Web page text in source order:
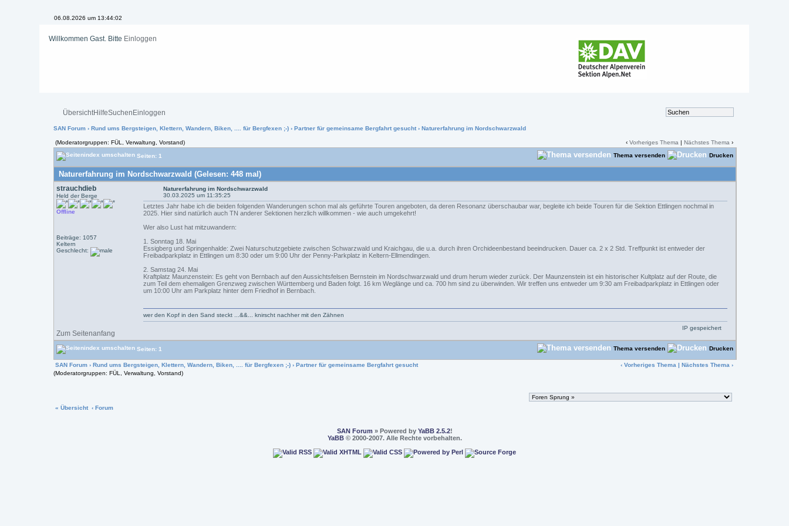
06.08.2026 um 13:44:02
Willkommen Gast. Bitte Einloggen
ÜbersichtHilfeSuchen Einloggen
SAN Forum ›Rund ums Bergsteigen, Klettern, Wandern, Biken, .... für Bergfexen ;-) ›Partner für gemeinsame Bergfahrt gesucht › Naturerfahrung im Nordschwarzwald
(Moderatorgruppen: FÜL, Verwaltung, Vorstand) ‹Vorheriges Thema |Nächstes Thema ›
Seiten: 1 Thema versenden Drucken
Naturerfahrung im Nordschwarzwald (Gelesen: 448 mal)
strauchdieb
Held der Berge
Offline
Beiträge: 1057
Keltern
Geschlecht:
Naturerfahrung im Nordschwarzwald
30.03.2025 um 11:35:25
Letztes Jahr habe ich die beiden folgenden Wanderungen schon mal als geführte Touren angeboten, da deren Resonanz überschaubar war, begleite ich beide Touren für die Sektion Ettlingen nochmal in
2025. Hier sind natürlich auch TN anderer Sektionen herzlich willkommen - wie auch umgekehrt!
Wer also Lust hat mitzuwandern:
1. Sonntag 18. Mai
Essigberg und Springenhalde: Zwei Naturschutzgebiete zwischen Schwarzwald und Kraichgau, die u.a. durch ihren Orchideenbestand beeindrucken. Dauer ca. 2 x 2 Std. Treffpunkt ist entweder der
Freibadparkplatz in Ettlingen um 8:30 oder um 9:00 Uhr der Penny-Parkplatz in Keltern-Ellmendingen.
2. Samstag 24. Mai
Kraftplatz Maunzenstein: Es geht von Bernbach auf den Aussichtsfelsen Bernstein im Nordschwarzwald und drum herum wieder zurück. Der Maunzenstein ist ein historischer Kultplatz auf der Route, die
zum Teil dem ehemaligen Grenzweg zwischen Württemberg und Baden folgt. 16 km Weglänge und ca. 700 hm sind zu überwinden. Wir treffen uns entweder um 9:30 am Freibadparkplatz in Ettlingen oder
um 10:00 Uhr am Parkplatz hinter dem Friedhof in Bernbach.
Zum Seitenanfang
wer den Kopf in den Sand steckt ...&&... knirscht nachher mit den Zähnen
IP gespeichert
Seiten: 1 Thema versenden Drucken
SAN Forum ›Rund ums Bergsteigen, Klettern, Wandern, Biken, .... für Bergfexen ;-) ›Partner für gemeinsame Bergfahrt gesucht ‹Vorheriges Thema |Nächstes Thema ›
(Moderatorgruppen: FÜL, Verwaltung, Vorstand)
« Übersicht ‹ Forum
SAN Forum » Powered by YaBB 2.5.2!
YaBB© 2000-2007. Alle Rechte vorbehalten.